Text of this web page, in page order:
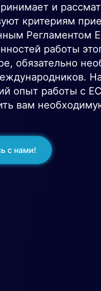
и
критериям
Регламентом
работы
обязательно
опыт работы с
вам
с нами!